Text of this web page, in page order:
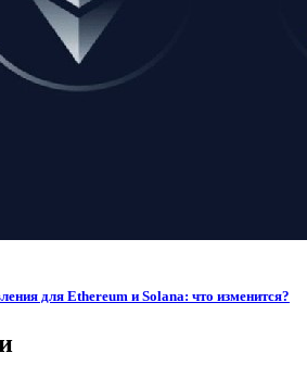
для Ethereum и Solana: что изменится?